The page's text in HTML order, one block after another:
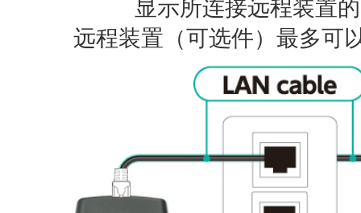
显示所连接远程装置
远程装置（可选件）最多可